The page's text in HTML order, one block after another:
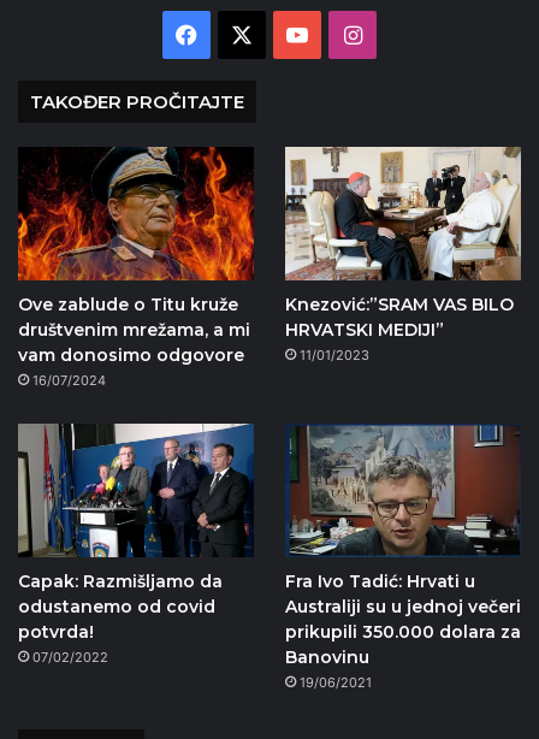
Facebook YouTubeInstagram
TAKOĐER PROČITAJTE
Ove zablude o Titu kruže
društvenim mrežama, a mi
vam donosimo odgovore
16/07/2024
Knezović:”SRAM VAS BILO
HRVATSKI MEDIJI”
11/01/2023
Capak: Razmišljamo da
odustanemo od covid
potvrda!
07/02/2022
Fra Ivo Tadić: Hrvati u
Australiji su u jednoj večeri
prikupili 350.000 dolara za
Banovinu
19/06/2021